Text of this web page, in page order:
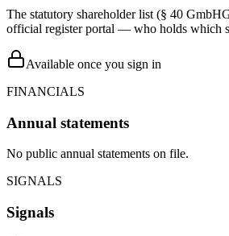
The statutory shareholder list (§ 40
official register portal — who holds which
Available once you sign in
FINANCIALS
Annual statements
No public annual statements on file.
SIGNALS
Signals